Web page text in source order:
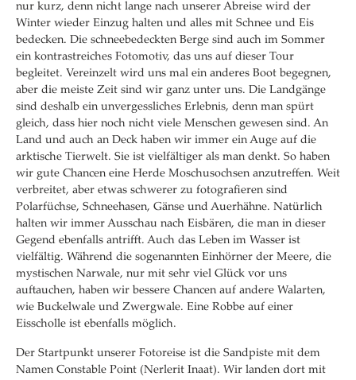
nur kurz, denn nicht lange nach unserer Abreise wird der
Winter wieder Einzug halten und alles mit Schnee und Eis
bedecken. Die schneebedeckten Berge sind auch im Sommer
ein kontrastreiches Fotomotiv, das uns auf dieser Tour
begleitet. Vereinzelt wird uns mal ein anderes Boot begegnen,
aber die meiste Zeit sind wir ganz unter uns. Die Landgänge
sind deshalb ein unvergessliches Erlebnis, denn man spürt
gleich, dass hier noch nicht viele Menschen gewesen sind. An
Land und auch an Deck haben wir immer ein Auge auf die
arktische Tierwelt. Sie ist vielfältiger als man denkt. So haben
wir gute Chancen eine Herde Moschusochsen anzutreffen. Weit
verbreitet, aber etwas schwerer zu fotografieren sind
Polarfüchse, Schneehasen, Gänse und Auerhähne. Natürlich
halten wir immer Ausschau nach Eisbären, die man in dieser
Gegend ebenfalls antrifft. Auch das Leben im Wasser ist
vielfältig. Während die sogenannten Einhörner der Meere, die
mystischen Narwale, nur mit sehr viel Glück vor uns
auftauchen, haben wir bessere Chancen auf andere Walarten,
wie Buckelwale und Zwergwale. Eine Robbe auf einer
Eisscholle ist ebenfalls möglich.
Der Startpunkt unserer Fotoreise ist die Sandpiste mit dem
Namen Constable Point (Nerlerit Inaat). Wir landen dort mit